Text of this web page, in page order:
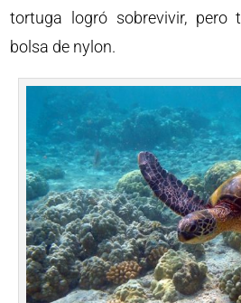
tortuga logró sobrevivir, pero
bolsa de nylon.